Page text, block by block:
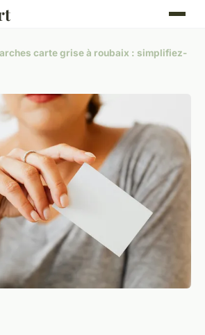
carte grise à roubaix : simplifiez-